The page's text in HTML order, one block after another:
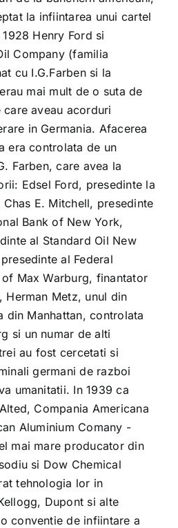
la infiintarea unui cartel
Henry Ford si
Company (familia
cu I.G.Farben si la
mai mult de o suta de
aveau acorduri
in Germania. Afacerea
era controlata de un
Farben, care avea la
Edsel Ford, presedinte la
E. Mitchell, presedinte
Bank of New York,
al Standard Oil New
al Federal
Max Warburg, finantator
Herman Metz, unul din
din Manhattan, controlata
si un numar de alti
au fost cercetati si
germani de razboi
umanitatii. In 1939 ca
Compania Americana
Aluminium Comany -
mai mare producator din
si Dow Chemical
tehnologia lor in
Dupont si alte
conventie de infiintare a